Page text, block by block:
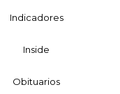
Indicadores
Inside
Obituarios